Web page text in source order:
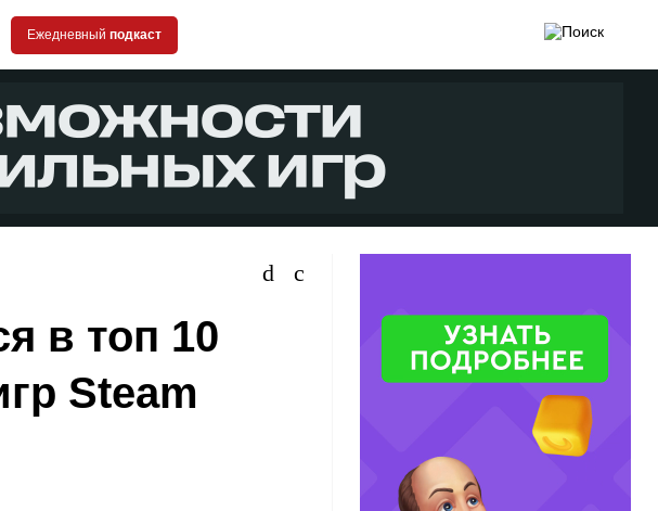
Ежедневный подкаст
в топ 10
Steam